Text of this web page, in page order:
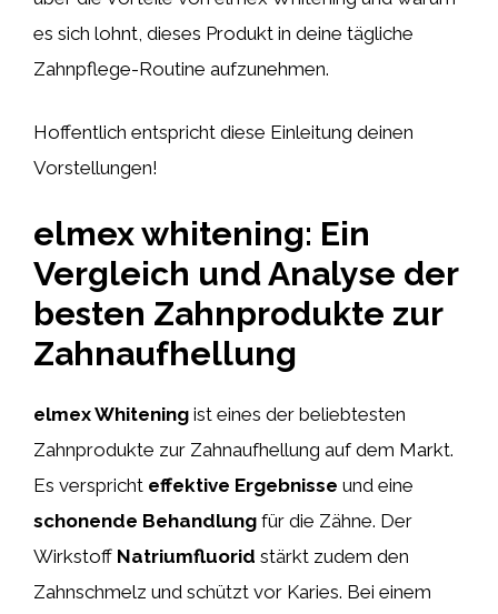
es sich lohnt, dieses Produkt in deine tägliche
Zahnpflege-Routine aufzunehmen.
Hoffentlich entspricht diese Einleitung deinen
Vorstellungen!
elmex whitening: Ein
Vergleich und Analyse der
besten Zahnprodukte zur
Zahnaufhellung
elmex Whitening ist eines der beliebtesten
Zahnprodukte zur Zahnaufhellung auf dem Markt.
Es verspricht effektive Ergebnisse und eine
schonende Behandlung für die Zähne. Der
Wirkstoff Natriumfluorid stärkt zudem den
Zahnschmelz und schützt vor Karies. Bei einem